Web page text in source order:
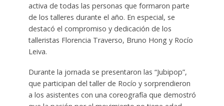
activa de todas las personas que formaron parte
de los talleres durante el año. En especial, se
destacó el compromiso y dedicación de los
talleristas Florencia Traverso, Bruno Hong y Rocío
Leiva.
Durante la jornada se presentaron las “Jubipop”,
que participan del taller de Rocío y sorprendieron
a los asistentes con una coreografía que demostró